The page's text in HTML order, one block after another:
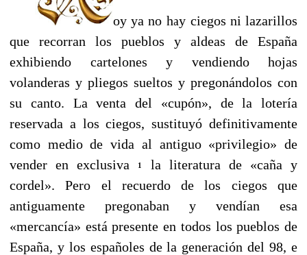
oy ya no hay ciegos ni lazarillos
que recorran los pueblos y aldeas de España
exhibiendo cartelones y vendiendo hojas
volanderas y pliegos sueltos y pregonándolos con
su canto. La venta del «cupón», de la lotería
reservada a los ciegos, sustituyó definitivamente
como medio de vida al antiguo «privilegio» de
vender en exclusiva
1
la literatura de «caña y
cordel». Pero el recuerdo de los ciegos que
antiguamente pregonaban y vendían esa
«mercancía» está presente en todos los pueblos de
España, y los españoles de la generación del 98, e